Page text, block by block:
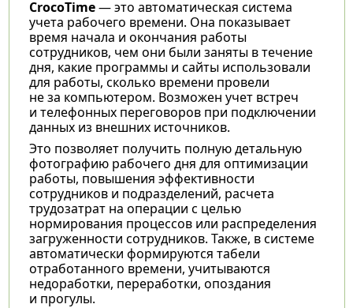
CrocoTime— это автоматическая система
учета рабочего времени. Она показывает
время начала и окончания работы
сотрудников, чем они были заняты в течение
дня, какие программы и сайты использовали
для работы, сколько времени провели
не за компьютером. Возможен учет встреч
и телефонных переговоров при подключении
данных из внешних источников.
Это позволяет получить полную детальную
фотографию рабочего дня для оптимизации
работы, повышения эффективности
сотрудников и подразделений, расчета
трудозатрат на операции с целью
нормирования процессов или распределения
загруженности сотрудников. Также, в системе
автоматически формируются табели
отработанного времени, учитываются
недоработки, переработки, опоздания
и прогулы.